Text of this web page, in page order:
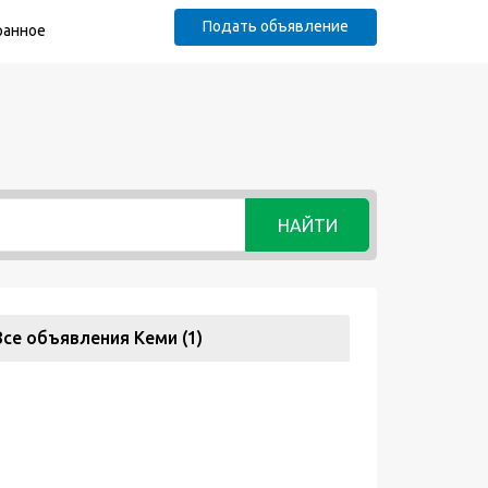
Подать объявление
НАЙТИ
объявления Кеми (1)